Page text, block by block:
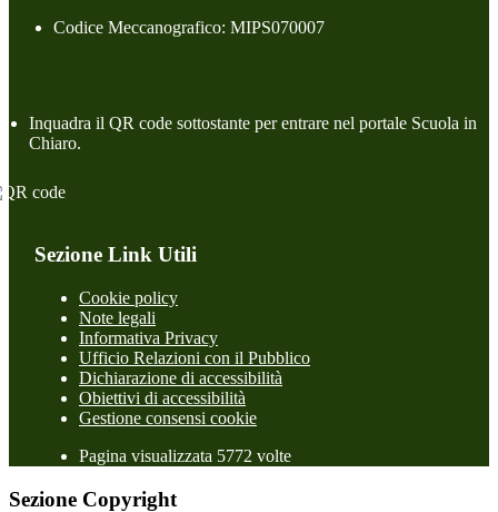
Codice Meccanografico: MIPS070007
Inquadra il QR code sottostante per entrare nel portale Scuola in
Chiaro.
Sezione Link Utili
Cookie policy
Note legali
Informativa Privacy
Ufficio Relazioni con il Pubblico
Dichiarazione di accessibilità
Obiettivi di accessibilità
Gestione consensi cookie
Pagina visualizzata 5772 volte
Sezione Copyright